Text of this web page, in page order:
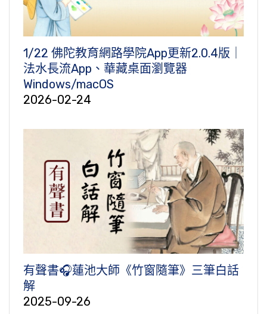
1/22 佛陀教育網路學院App更新2.0.4版｜
法水長流App、華藏桌面瀏覽器
Windows/macOS
2026-02-24
有聲書🎧蓮池大師《竹窗隨筆》三筆白話
解
2025-09-26